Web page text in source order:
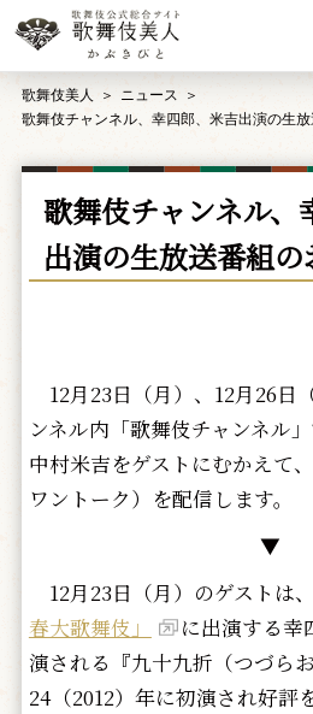
歌舞伎美人
ニュース
歌舞伎チャンネル、幸四郎、米吉出演の生
歌舞伎チャンネル、
出演の生放送番組
12月23日（月）、12月26日
ンネル内「歌舞伎チャンネル
中村米吉をゲストにむかえて
ワントーク）を配信します。
▼
12月23日（月）のゲストは、
春大歌舞伎」
に出演する幸
演される『九十九折（つづら
24（2012）年に初演され好評